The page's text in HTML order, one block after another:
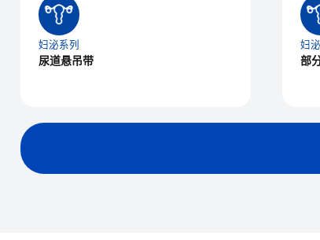
妇泌系列
尿道悬吊带
妇
部